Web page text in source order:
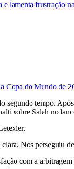
e lamenta frustração
Copa do Mundo de
segundo tempo.
sobre Salah no
Nos perseguiu
com a